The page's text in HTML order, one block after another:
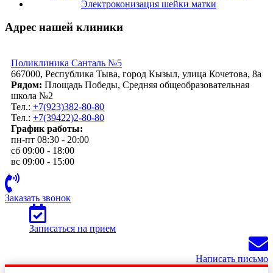
Электроконизация шейки матки
Адрес нашей клиники
Поликлиника Санталь №5
667000, Республика Тыва, город Кызыл, улица Кочетова, 8а
Рядом: Площадь Победы, Средняя общеобразовательная
школа №2
Тел.: +7(923)382-80-80
Тел.: +7(39422)2-80-80
График работы:
пн-пт 08:30 - 20:00
сб 09:00 - 18:00
вс 09:00 - 15:00
Заказать звонок
Записаться на прием
Написать письмо